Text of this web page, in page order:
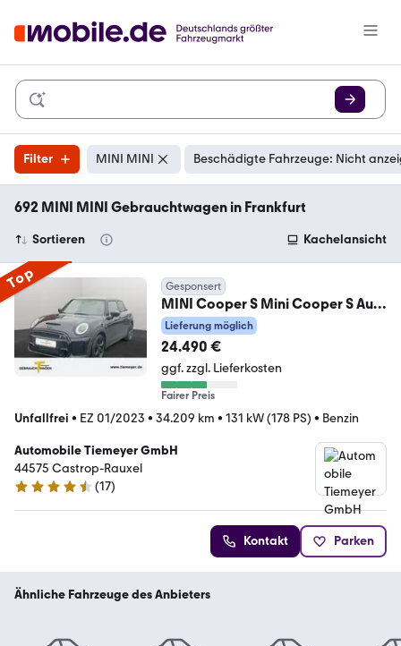
Filter MINI MINI Beschädigte Fahrzeuge: Nicht
692 MINI MINI Gebrauchtwagen in Frankfurt
Sortieren Kachelansicht
Top Gesponsert
MINI Cooper S Mini Cooper S Aut.
Classic Trim Teilled
Lieferung möglich
24.490 €
ggf. zzgl. Lieferkosten
Fairer Preis
Unfallfrei • EZ 01/2023 • 34.209 km • 131 kW (178 PS) • Benzin
Automobile Tiemeyer GmbH
44575 Castrop-Rauxel
4.6 Sterne
(17)
Kontakt Parken
Ähnliche Fahrzeuge des Anbieters